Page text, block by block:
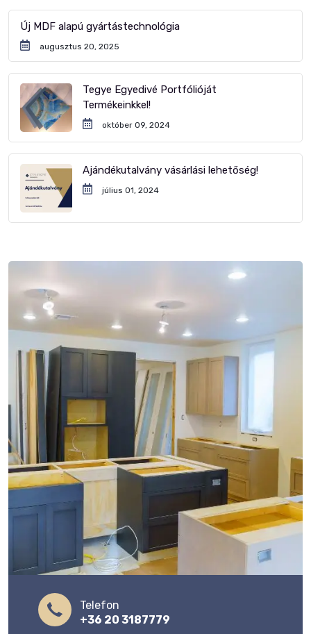
Új MDF alapú gyártástechnológia
augusztus 20, 2025
Tegye Egyedivé Portfólióját
Termékeinkkel!
október 09, 2024
Ajándékutalvány vásárlási lehetőség!
július 01, 2024
Telefon
+36 20 3187779